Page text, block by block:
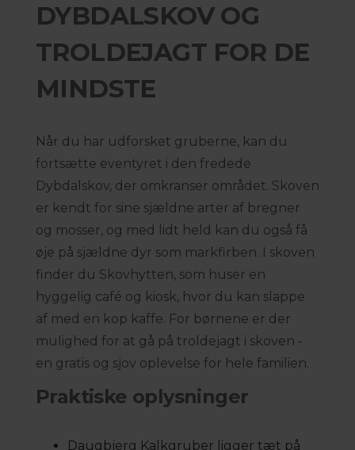
DYBDALSKOV OG
TROLDEJAGT FOR DE
MINDSTE
Når du har udforsket gruberne, kan du
fortsætte eventyret i den fredede
Dybdalskov, der omkranser området. Skoven
er kendt for sine sjældne arter af bregner
og mosser, og med lidt held kan du også få
øje på sjældne dyr som markfirben. I skoven
finder du Skovhytten, som huser en
hyggelig café og kiosk, hvor du kan slappe
af med en kop kaffe. For børnene er der
mulighed for at gå på troldejagt i skoven -
en gratis og sjov oplevelse for hele familien.
Praktiske oplysninger
Daugbjerg Kalkgruber ligger tæt på